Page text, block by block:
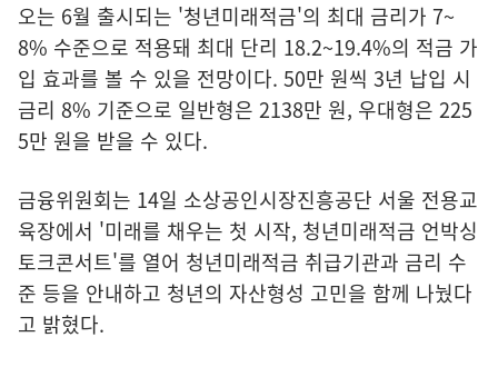
오는 6월 출시되는 '청년미래적금'의 최대 금리가 7~
8% 수준으로 적용돼 최대 단리 18.2~19.4%의 적금 가
입 효과를 볼 수 있을 전망이다. 50만 원씩 3년 납입 시
금리 8% 기준으로 일반형은 2138만 원, 우대형은 225
5만 원을 받을 수 있다.
금융위원회는 14일 소상공인시장진흥공단 서울 전용교
육장에서 '미래를 채우는 첫 시작, 청년미래적금 언박싱
토크콘서트'를 열어 청년미래적금 취급기관과 금리 수
준 등을 안내하고 청년의 자산형성 고민을 함께 나눴다
고 밝혔다.